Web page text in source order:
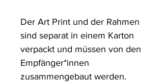
Der Art Print und der Rahmen
sind separat in einem Karton
verpackt und müssen von den
Empfänger*innen
zusammengebaut werden.